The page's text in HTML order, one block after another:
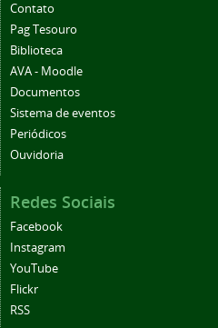
Contato
Pag Tesouro
Biblioteca
AVA - Moodle
Documentos
Sistema de eventos
Periódicos
Ouvidoria
Redes Sociais
Facebook
Instagram
YouTube
Flickr
RSS